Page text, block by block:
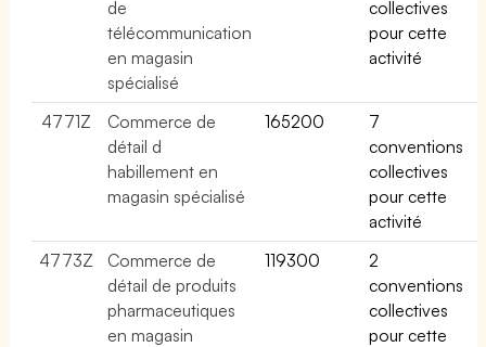
de
télécommunication
en magasin
spécialisé
collectives
pour cette
activité
4771Z
Commerce de
détail d
habillement en
magasin spécialisé
165200
7
conventions
collectives
pour cette
activité
4773Z
Commerce de
détail de produits
pharmaceutiques
en magasin
119300
2
conventions
collectives
pour cette